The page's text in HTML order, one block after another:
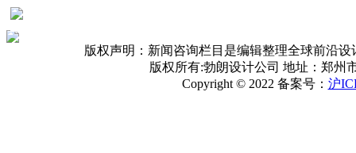
版权声明：新闻咨询栏目是编辑整理全球前沿
版权所有:勃朗设计公司 地址：郑州
Copyright © 2022 备案号： 沪